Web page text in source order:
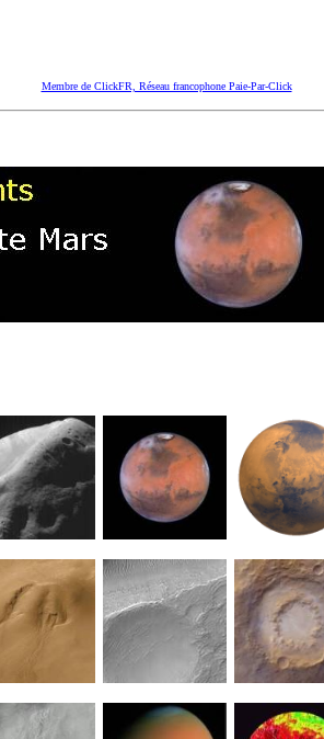
Membre de ClickFR, Réseau francophone Paie-Par-Click